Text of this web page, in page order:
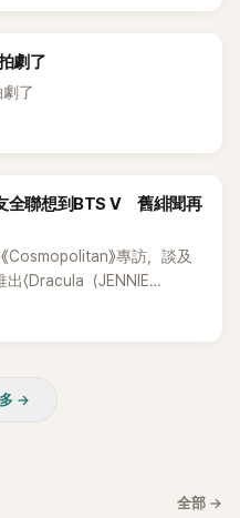
劇了
了
全聯想到BTS V 舊緋聞再
Cosmopolitan》專訪，談及
〈Dracula（JENNIE
關於「共同朋友」的回答，
→
全部 →